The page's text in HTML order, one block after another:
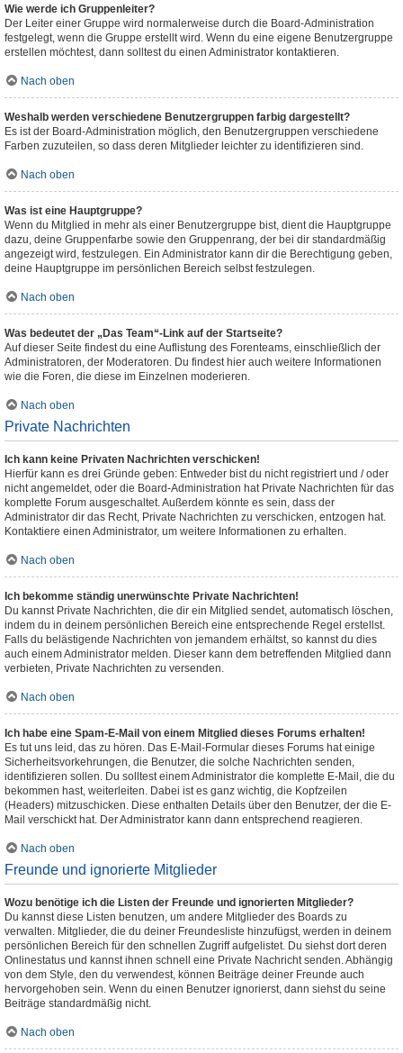
Wie werde ich Gruppenleiter?
Der Leiter einer Gruppe wird normalerweise durch die Board-Administration
festgelegt, wenn die Gruppe erstellt wird. Wenn du eine eigene Benutzergruppe
erstellen möchtest, dann solltest du einen Administrator kontaktieren.
Nach oben
Weshalb werden verschiedene Benutzergruppen farbig dargestellt?
Es ist der Board-Administration möglich, den Benutzergruppen verschiedene
Farben zuzuteilen, so dass deren Mitglieder leichter zu identifizieren sind.
Nach oben
Was ist eine Hauptgruppe?
Wenn du Mitglied in mehr als einer Benutzergruppe bist, dient die Hauptgruppe
dazu, deine Gruppenfarbe sowie den Gruppenrang, der bei dir standardmäßig
angezeigt wird, festzulegen. Ein Administrator kann dir die Berechtigung geben,
deine Hauptgruppe im persönlichen Bereich selbst festzulegen.
Nach oben
Was bedeutet der „Das Team“-Link auf der Startseite?
Auf dieser Seite findest du eine Auflistung des Forenteams, einschließlich der
Administratoren, der Moderatoren. Du findest hier auch weitere Informationen
wie die Foren, die diese im Einzelnen moderieren.
Nach oben
Private Nachrichten
Ich kann keine Privaten Nachrichten verschicken!
Hierfür kann es drei Gründe geben: Entweder bist du nicht registriert und / oder
nicht angemeldet, oder die Board-Administration hat Private Nachrichten für das
komplette Forum ausgeschaltet. Außerdem könnte es sein, dass der
Administrator dir das Recht, Private Nachrichten zu verschicken, entzogen hat.
Kontaktiere einen Administrator, um weitere Informationen zu erhalten.
Nach oben
Ich bekomme ständig unerwünschte Private Nachrichten!
Du kannst Private Nachrichten, die dir ein Mitglied sendet, automatisch löschen,
indem du in deinem persönlichen Bereich eine entsprechende Regel erstellst.
Falls du belästigende Nachrichten von jemandem erhältst, so kannst du dies
auch einem Administrator melden. Dieser kann dem betreffenden Mitglied dann
verbieten, Private Nachrichten zu versenden.
Nach oben
Ich habe eine Spam-E-Mail von einem Mitglied dieses Forums erhalten!
Es tut uns leid, das zu hören. Das E-Mail-Formular dieses Forums hat einige
Sicherheitsvorkehrungen, die Benutzer, die solche Nachrichten senden,
identifizieren sollen. Du solltest einem Administrator die komplette E-Mail, die du
bekommen hast, weiterleiten. Dabei ist es ganz wichtig, die Kopfzeilen
(Headers) mitzuschicken. Diese enthalten Details über den Benutzer, der die E-
Mail verschickt hat. Der Administrator kann dann entsprechend reagieren.
Nach oben
Freunde und ignorierte Mitglieder
Wozu benötige ich die Listen der Freunde und ignorierten Mitglieder?
Du kannst diese Listen benutzen, um andere Mitglieder des Boards zu
verwalten. Mitglieder, die du deiner Freundesliste hinzufügst, werden in deinem
persönlichen Bereich für den schnellen Zugriff aufgelistet. Du siehst dort deren
Onlinestatus und kannst ihnen schnell eine Private Nachricht senden. Abhängig
von dem Style, den du verwendest, können Beiträge deiner Freunde auch
hervorgehoben sein. Wenn du einen Benutzer ignorierst, dann siehst du seine
Beiträge standardmäßig nicht.
Nach oben